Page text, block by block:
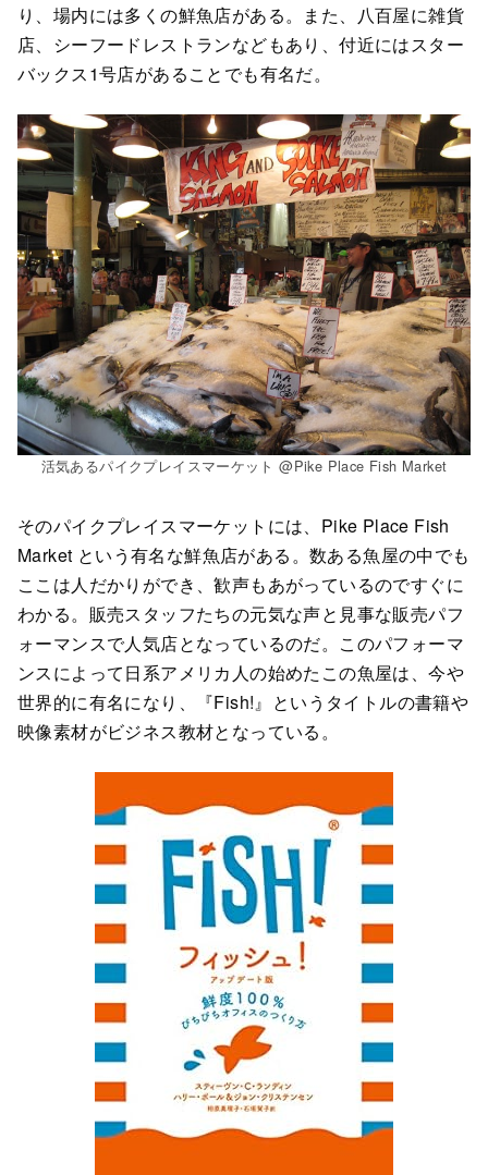
り、場内には多くの鮮魚店がある。また、八百屋に雑貨
店、シーフードレストランなどもあり、付近にはスター
バックス1号店があることでも有名だ。
活気あるパイクプレイスマーケット @Pike Place Fish Market
そのパイクプレイスマーケットには、Pike Place Fish
Market という有名な鮮魚店がある。数ある魚屋の中でも
ここは人だかりができ、歓声もあがっているのですぐに
わかる。販売スタッフたちの元気な声と見事な販売パフ
ォーマンスで人気店となっているのだ。このパフォーマ
ンスによって日系アメリカ人の始めたこの魚屋は、今や
世界的に有名になり、『Fish!』というタイトルの書籍や
映像素材がビジネス教材となっている。